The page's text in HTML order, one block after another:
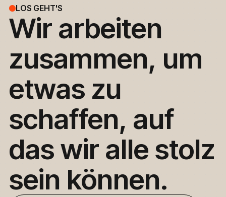
LOS GEHT'S
Wir arbeiten
zusammen, um
etwas zu
schaffen, auf
das wir alle stolz
sein können.